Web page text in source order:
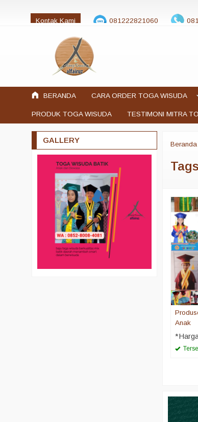
Kontak Kami 081222821060
jualtogawisuda@gmail.com
BERANDA CARA ORDER TOGA WISUDA
PRODUK TOGA WISUDA TESTIMONI MITRA
Beranda
Tags
Anak
GALLERY